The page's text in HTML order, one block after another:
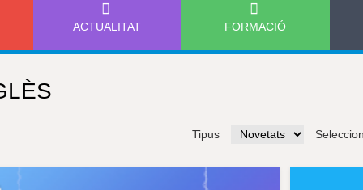
ACTUALITAT FORMACIÓ
Tipus